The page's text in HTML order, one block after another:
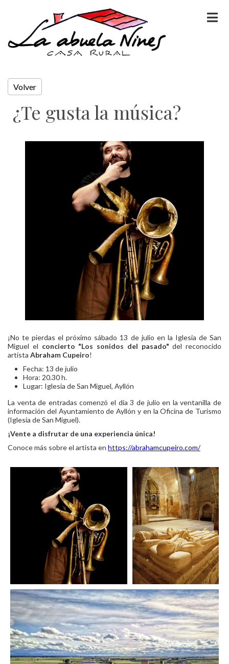
Volver
¿Te gusta la música?
¡No te pierdas el próximo sábado 13 de julio en la Iglesia de San
Miguel el concierto "Los sonidos del pasado" del reconocido
artista Abraham Cupeiro!
Fecha: 13 de julio
Hora: 20.30 h.
Lugar: Iglesia de San Miguel, Ayllón
La venta de entradas comenzó el día 3 de julio en la ventanilla de
información del Ayuntamiento de Ayllón y en la Oficina de Turismo
(Iglesia de San Miguel).
¡Vente a disfrutar de una experiencia única!
Conoce más sobre el artista en https://abrahamcupeiro.com/